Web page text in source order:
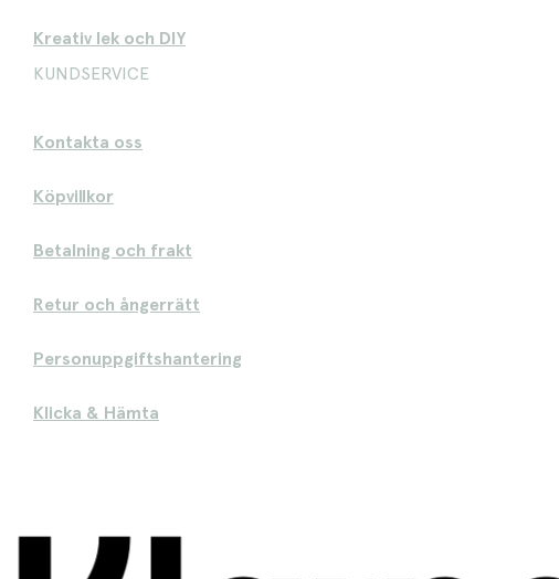
Kreativ lek och DIY
KUNDSERVICE
Kontakta oss
Köpvillkor
Betalning och frakt
Retur och ångerrätt
Personuppgiftshantering
Klicka & Hämta